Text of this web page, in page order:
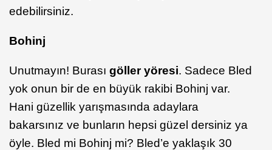
edebilirsiniz.
Bohinj
Unutmayın! Burası göller yöresi. Sadece Bled
yok onun bir de en büyük rakibi Bohinj var.
Hani güzellik yarışmasında adaylara
bakarsınız ve bunların hepsi güzel dersiniz ya
öyle. Bled mi Bohinj mi? Bled’e yaklaşık 30